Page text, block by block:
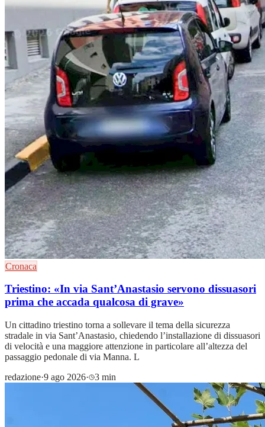
Cronaca
Triestino: «In via Sant’Anastasio servono dissuasori
prima che accada qualcosa di grave»
Un cittadino triestino torna a sollevare il tema della sicurezza
stradale in via Sant’Anastasio, chiedendo l’installazione di dissuasori
di velocità e una maggiore attenzione in particolare all’altezza del
passaggio pedonale di via Manna. L
redazione·9 ago 2026· 3 min